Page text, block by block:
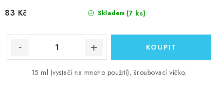
Skladem (7 ks)
83 Kč
15 ml (vystačí na mnoho použití), šroubovací víčko.